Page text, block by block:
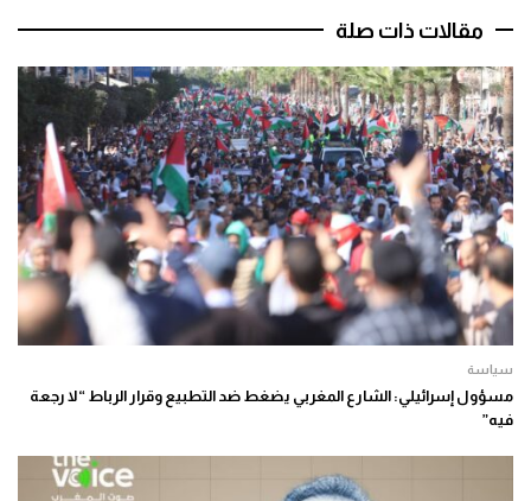
مقالات ذات صلة
سياسة
مسؤول إسرائيلي: الشارع المغربي يضغط ضد التطبيع وقرار الرباط “لا رجعة
فيه”